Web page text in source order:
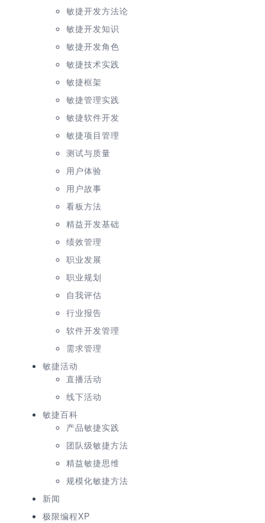
敏捷开发方法论
敏捷开发知识
敏捷开发角色
敏捷技术实践
敏捷框架
敏捷管理实践
敏捷软件开发
敏捷项目管理
测试与质量
用户体验
用户故事
看板方法
精益开发基础
绩效管理
职业发展
职业规划
自我评估
行业报告
软件开发管理
需求管理
敏捷活动
直播活动
线下活动
敏捷百科
产品敏捷实践
团队级敏捷方法
精益敏捷思维
规模化敏捷方法
新闻
极限编程XP